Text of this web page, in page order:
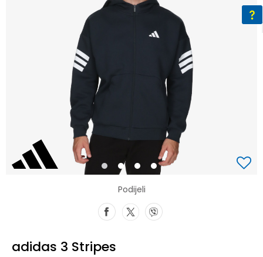
1 2 3 4
Podijeli
adidas 3 Stripes